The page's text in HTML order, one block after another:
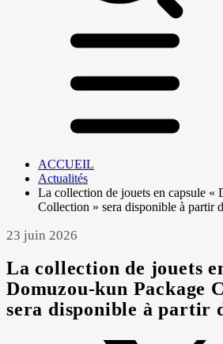
ACCUEIL
Actualités
La collection de jouets en capsule «
Collection » sera disponible à partir
23 juin 2026
La collection de jouets
Domuzou-kun Package
sera disponible à partir